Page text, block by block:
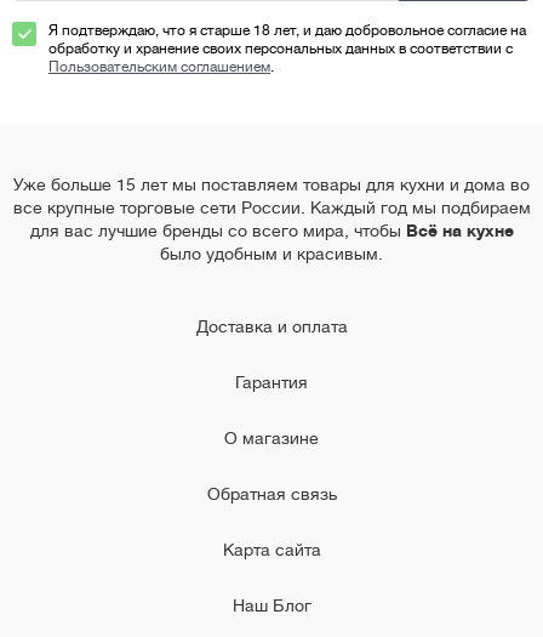
Я подтверждаю, что я старше 18 лет, и даю добровольное согласие на
обработку и хранение своих персональных данных в соответствии с
Пользовательским соглашением.
Уже больше 15 лет мы поставляем товары для кухни и дома во
все крупные торговые сети России. Каждый год мы подбираем
для вас лучшие бренды со всего мира, чтобы Всё на кухне
было удобным и красивым.
Доставка и оплата
Гарантия
О магазине
Обратная связь
Карта сайта
Наш Блог